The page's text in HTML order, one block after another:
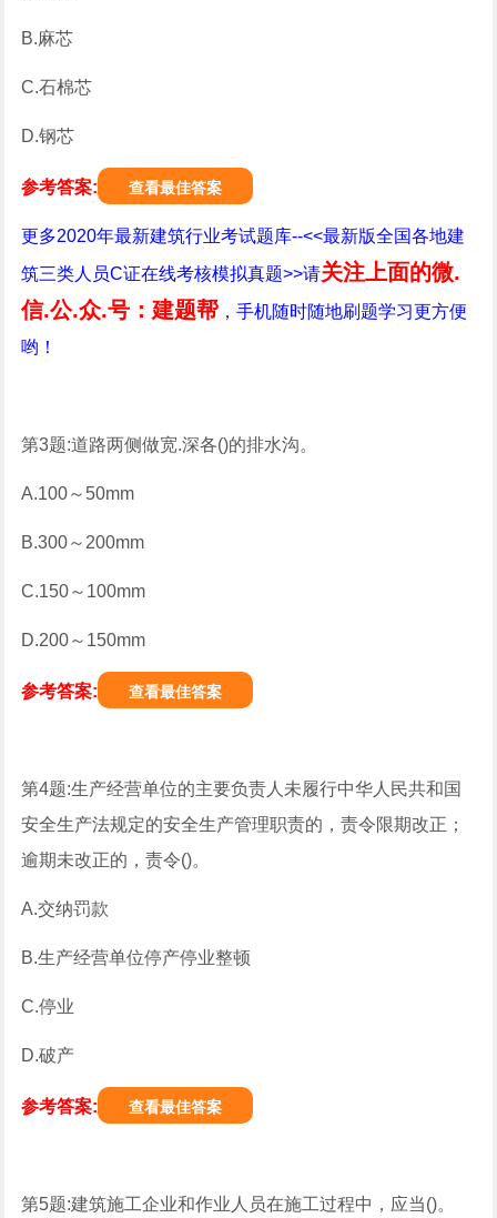
B.麻芯
C.石棉芯
D.钢芯
参考答案: 查看最佳答案
更多2020年最新建筑行业考试题库--<<最新版全国各地建
筑三类人员C证在线考核模拟真题>>请关注上面的微.
信.公.众.号：建题帮 ，手机随时随地刷题学习更方便
哟！
第3题:道路两侧做宽.深各()的排水沟。
A.100～50mm
B.300～200mm
C.150～100mm
D.200～150mm
参考答案: 查看最佳答案
第4题:生产经营单位的主要负责人未履行中华人民共和国
安全生产法规定的安全生产管理职责的，责令限期改正；
逾期未改正的，责令()。
A.交纳罚款
B.生产经营单位停产停业整顿
C.停业
D.破产
参考答案: 查看最佳答案
第5题:建筑施工企业和作业人员在施工过程中，应当()。